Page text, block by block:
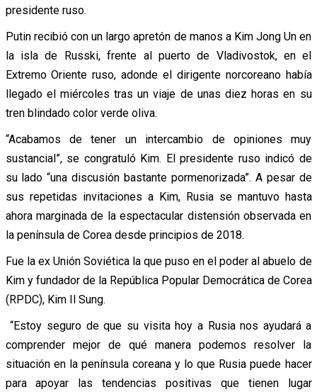
presidente ruso.
Putin recibió con un largo apretón de manos a Kim Jong Un en
la isla de Russki, frente al puerto de Vladivostok, en el
Extremo Oriente ruso, adonde el dirigente norcoreano había
llegado el miércoles tras un viaje de unas diez horas en su
tren blindado color verde oliva.
“Acabamos de tener un intercambio de opiniones muy
sustancial”, se congratuló Kim. El presidente ruso indicó de
su lado “una discusión bastante pormenorizada”. A pesar de
sus repetidas invitaciones a Kim, Rusia se mantuvo hasta
ahora marginada de la espectacular distensión observada en
la península de Corea desde principios de 2018.
Fue la ex Unión Soviética la que puso en el poder al abuelo de
Kim y fundador de la República Popular Democrática de Corea
(RPDC), Kim Il Sung.
“Estoy seguro de que su visita hoy a Rusia nos ayudará a
comprender mejor de qué manera podemos resolver la
situación en la península coreana y lo que Rusia puede hacer
para apoyar las tendencias positivas que tienen lugar